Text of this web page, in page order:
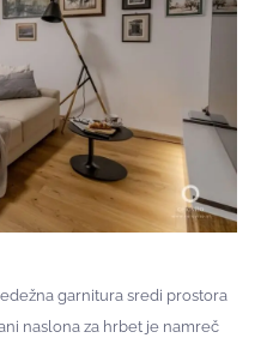
garnitura sredi prostora
naslona za hrbet je namreč